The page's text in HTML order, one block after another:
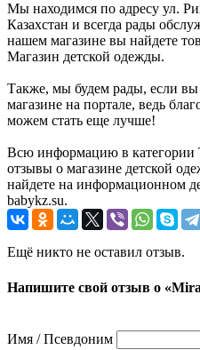
Мы находимся по адресу ул.
Казахстан и всегда рады
нашем магазине вы найдете
Магазин детской одежды.
Также, мы будем рады, если
магазине на портале, ведь
можем стать еще лучше!
Всю информацию в категории
отзывы о магазине детской
найдете на информационном
babykz.su.
Ещё никто не оставил отзыв.
Напишите свой отзыв о
Имя / Псевдоним